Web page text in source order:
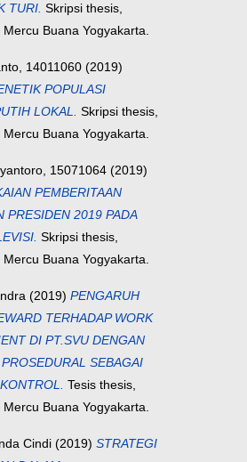
TURI. Skripsi thesis,
Mercu Buana Yogyakarta.
14011060 (2019)
POPULASI
LOKAL. Skripsi thesis,
Mercu Buana Yogyakarta.
15071064 (2019)
PEMBERITAAN
PRESIDEN 2019 PADA
Skripsi thesis,
Mercu Buana Yogyakarta.
(2019) PENGARUH
TERHADAP WORK
DI PT.SVU DENGAN
SEBAGAI
Tesis thesis,
Mercu Buana Yogyakarta.
Cindi (2019) STRATEGI